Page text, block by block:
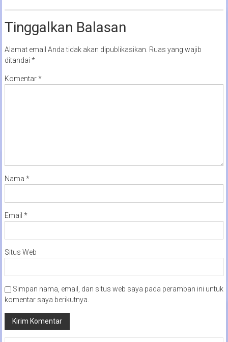
Tinggalkan Balasan
Alamat email Anda tidak akan dipublikasikan. Ruas yang wajib
ditandai *
Komentar*
Nama *
Email *
Situs Web
Simpan nama, email, dan situs web saya pada peramban ini untuk
komentar saya berikutnya.